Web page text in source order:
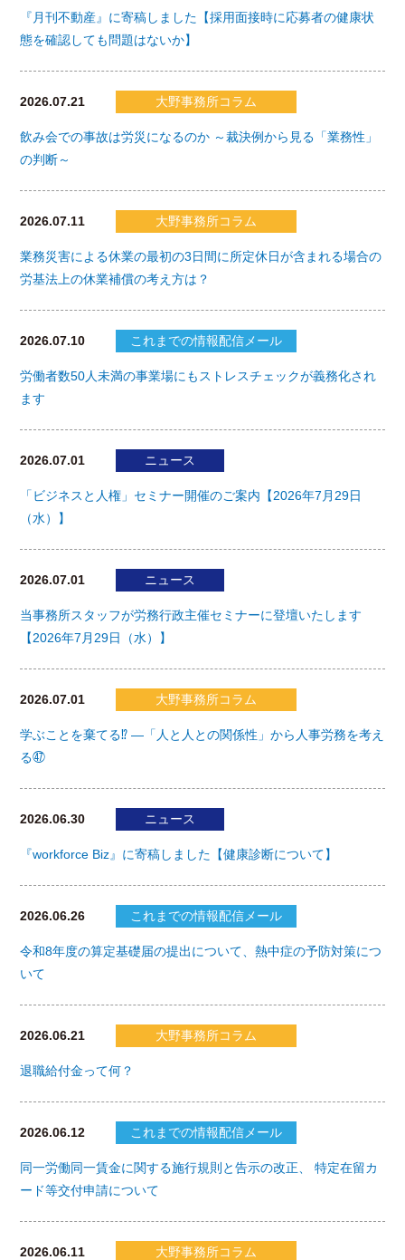
『月刊不動産』に寄稿しました【採用面接時に応募者の健康状
態を確認しても問題はないか】
2026.07.21 大野事務所コラム
飲み会での事故は労災になるのか ～裁決例から見る「業務性」
の判断～
2026.07.11 大野事務所コラム
業務災害による休業の最初の3日間に所定休日が含まれる場合の
労基法上の休業補償の考え方は？
2026.07.10 これまでの情報配信メール
労働者数50人未満の事業場にもストレスチェックが義務化され
ます
2026.07.01 ニュース
「ビジネスと人権」セミナー開催のご案内【2026年7月29日
（水）】
2026.07.01 ニュース
当事務所スタッフが労務行政主催セミナーに登壇いたします
【2026年7月29日（水）】
2026.07.01 大野事務所コラム
学ぶことを棄てる⁉ ―「人と人との関係性」から人事労務を考え
る㊼
2026.06.30 ニュース
『workforce Biz』に寄稿しました【健康診断について】
2026.06.26 これまでの情報配信メール
令和8年度の算定基礎届の提出について、熱中症の予防対策につ
いて
2026.06.21 大野事務所コラム
退職給付金って何？
2026.06.12 これまでの情報配信メール
同一労働同一賃金に関する施行規則と告示の改正、 特定在留カ
ード等交付申請について
2026.06.11 大野事務所コラム